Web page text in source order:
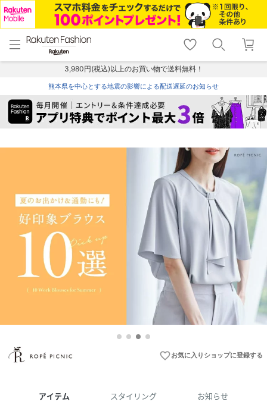
menu home
トップ
shopping_cart lock_outline
ログイン
3,980円(税込)以上のお買い物で送料無料！
熊本県を中心とする地震の影響による配送遅延のお知らせ
favorite_borderお気に入りショップに登録する
アイテム スタイリング お知らせ